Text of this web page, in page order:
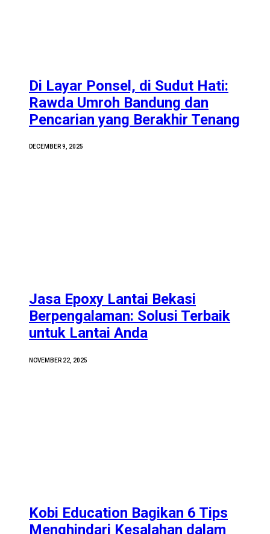
Di Layar Ponsel, di Sudut Hati:
Rawda Umroh Bandung dan
Pencarian yang Berakhir Tenang
DECEMBER 9, 2025
Jasa Epoxy Lantai Bekasi
Berpengalaman: Solusi Terbaik
untuk Lantai Anda
NOVEMBER 22, 2025
Kobi Education Bagikan 6 Tips
Menghindari Kesalahan dalam